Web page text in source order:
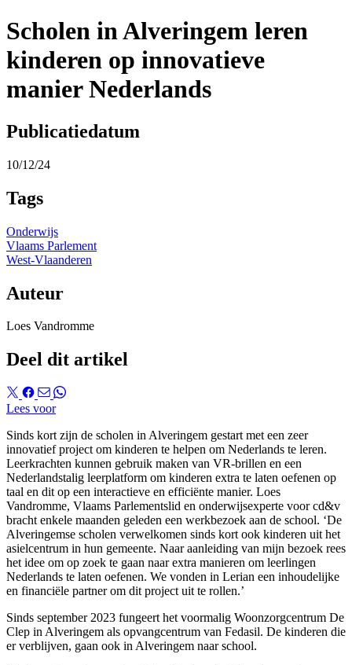
Scholen in Alveringem leren
kinderen op innovatieve
manier Nederlands
Publicatiedatum
10/12/24
Tags
Onderwijs
Vlaams Parlement
West-Vlaanderen
Auteur
Loes Vandromme
Deel dit artikel
Lees voor
Sinds kort zijn de scholen in Alveringem gestart met een zeer
innovatief project om kinderen te helpen om Nederlands te leren.
Leerkrachten kunnen gebruik maken van VR-brillen en een
Nederlandstalig leerplatform om kinderen extra te laten oefenen op
taal en dit op een interactieve en efficiënte manier. Loes
Vandromme, Vlaams Parlementslid en onderwijsexperte voor cd&v
bracht enkele maanden geleden een werkbezoek aan de school. ‘De
Alveringemse scholen verwelkomen sinds kort ook kinderen uit het
asielcentrum in hun gemeente. Naar aanleiding van mijn bezoek rees
het idee om op zoek te gaan naar extra manieren om leerlingen
Nederlands te laten oefenen. We vonden in Lerian een inhoudelijke
en financiële partner om dit project uit te rollen.’
Sinds september 2023 fungeert het voormalig Woonzorgcentrum De
Clep in Alveringem als opvangcentrum van Fedasil. De kinderen die
er verblijven, gaan ook in Alveringem naar school.